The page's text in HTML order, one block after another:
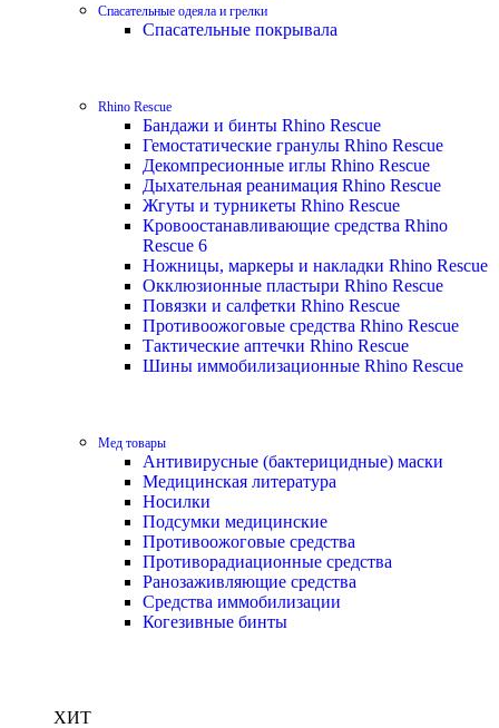
Спасательные одеяла и грелки
Спасательные покрывала
Rhino Rescue
Бандажи и бинты Rhino Rescue
Гемостатические гранулы Rhino Rescue
Декомпресионные иглы Rhino Rescue
Дыхательная реанимация Rhino Rescue
Жгуты и турникеты Rhino Rescue
Кровоостанавливающие средства Rhino
Rescue 6
Ножницы, маркеры и накладки Rhino Rescue
Окклюзионные пластыри Rhino Rescue
Повязки и салфетки Rhino Rescue
Противоожоговые средства Rhino Rescue
Тактические аптечки Rhino Rescue
Шины иммобилизационные Rhino Rescue
Мед товары
Антивирусные (бактерицидные) маски
Медицинская литература
Носилки
Подсумки медицинские
Противоожоговые средства
Противорадиационные средства
Ранозаживляющие средства
Средства иммобилизации
Когезивные бинты
ХИТ